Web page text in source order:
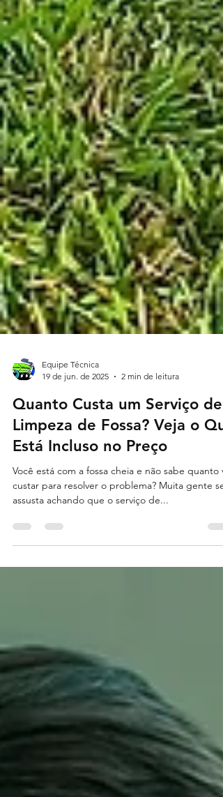
Equipe Técnica
19 de jun. de 2025
2 min de leitura
Quanto Custa um Serviço de
Limpeza de Fossa? Veja o
Está Incluso no Preço
Você está com a fossa cheia e não sabe quanto
assusta achando que o serviço de...